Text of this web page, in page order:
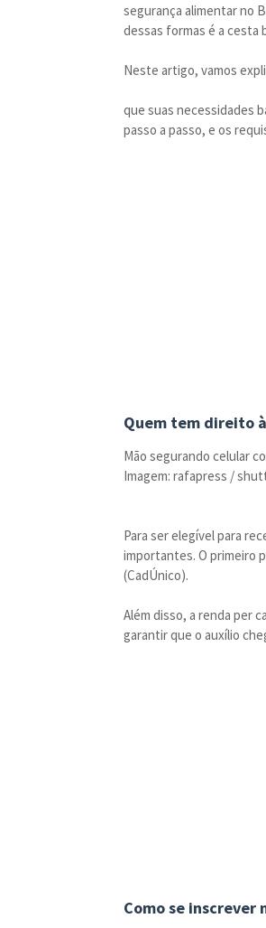
segurança alimentar no
dessas formas é a cesta
Neste artigo, vamos
que suas necessidades
passo a passo, e os
Quem tem direito
Mão segurando celular
Imagem: rafapress /
Para ser elegível para
importantes. O primeiro
(CadÚnico).
Além disso, a renda per
garantir que o auxílio
Como se inscrever